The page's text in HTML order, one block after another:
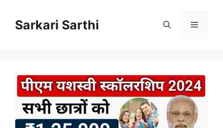
contentSarkari Sarthi Menu